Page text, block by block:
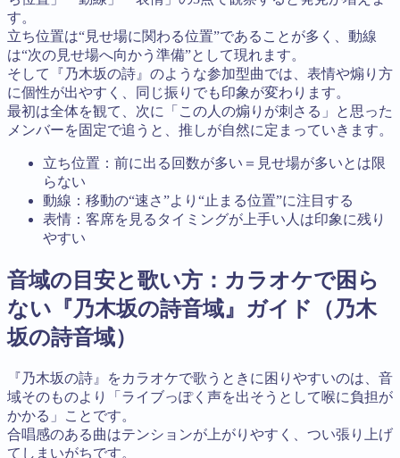
す。
立ち位置は“見せ場に関わる位置”であることが多く、動線
は“次の見せ場へ向かう準備”として現れます。
そして『乃木坂の詩』のような参加型曲では、表情や煽り方
に個性が出やすく、同じ振りでも印象が変わります。
最初は全体を観て、次に「この人の煽りが刺さる」と思った
メンバーを固定で追うと、推しが自然に定まっていきます。
立ち位置：前に出る回数が多い＝見せ場が多いとは限
らない
動線：移動の“速さ”より“止まる位置”に注目する
表情：客席を見るタイミングが上手い人は印象に残り
やすい
音域の目安と歌い方：カラオケで困ら
ない『乃木坂の詩音域』ガイド（乃木
坂の詩音域）
『乃木坂の詩』をカラオケで歌うときに困りやすいのは、音
域そのものより「ライブっぽく声を出そうとして喉に負担が
かかる」ことです。
合唱感のある曲はテンションが上がりやすく、つい張り上げ
てしまいがちです。